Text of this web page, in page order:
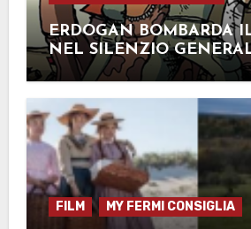
ERDOGAN BOMBARDA
NEL SILENZIO
FILM MY FERMI CONSIGLIA